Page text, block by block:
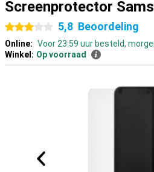
Screenprotector
3 sterren5,8 Beoordeling
Online: Voor 23:59 uur besteld,
Winkel: Op voorraad